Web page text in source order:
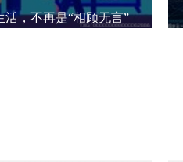
活，不再是“相顾无言”